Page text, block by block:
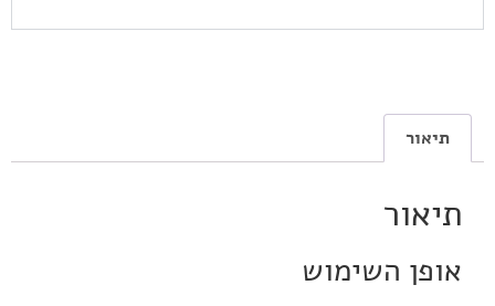
תיאור
תיאור
אופן השימוש